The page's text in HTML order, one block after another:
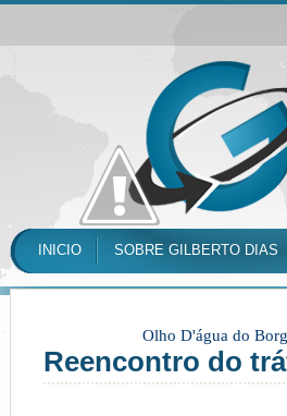
INICIO SOBRE GILBERTO DIAS
Olho D'água do
Reencontro do